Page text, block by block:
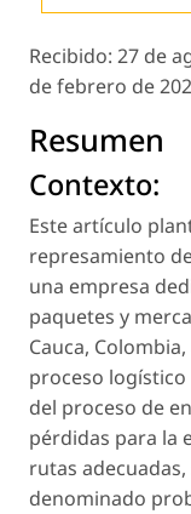
Recibido: 27 de
de febrero de
Resumen
Contexto:
Este artículo
represamiento
una empresa
paquetes y
Cauca,
proceso
del proceso de
pérdidas para la
rutas
denominado